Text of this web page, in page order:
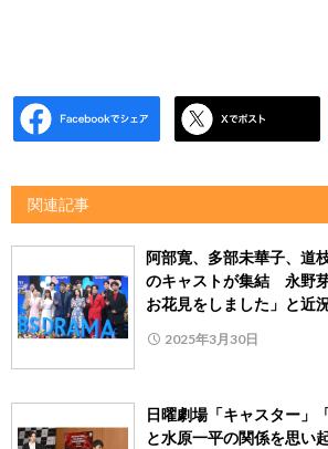
関連記事
阿部寛、多部未華子、道
のキャストが集結 永野
お花見をしました」と近
2025年3月30日
日曜劇場「キャスター」
と水原一平の関係を思い